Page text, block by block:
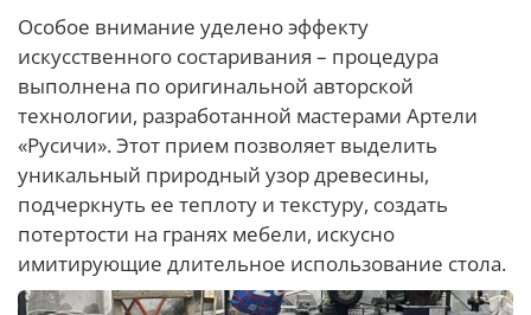
Особое внимание уделено эффекту
искусственного состаривания – процедура
выполнена по оригинальной авторской
технологии, разработанной мастерами Артели
«Русичи». Этот прием позволяет выделить
уникальный природный узор древесины,
подчеркнуть ее теплоту и текстуру, создать
потертости на гранях мебели, искусно
имитирующие длительное использование стола.